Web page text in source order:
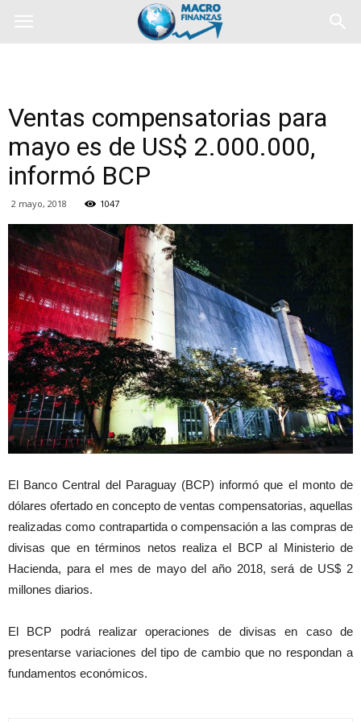
Ventas compensatorias para
mayo es de US$ 2.000.000,
informó BCP
2 mayo, 2018 1047
El Banco Central del Paraguay (BCP) informó que el monto de
dólares ofertado en concepto de ventas compensatorias, aquellas
realizadas como contrapartida o compensación a las compras de
divisas que en términos netos realiza el BCP al Ministerio de
Hacienda, para el mes de mayo del año 2018, será de US$ 2
millones diarios.
El BCP podrá realizar operaciones de divisas en caso de
presentarse variaciones del tipo de cambio que no respondan a
fundamentos económicos.